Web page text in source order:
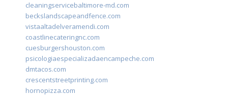
cleaningservicebaltimore-md.com
beckslandscapeandfence.com
vistaaltadelveramendi.com
coastlinecateringnc.com
cuesburgershouston.com
psicologiaespecializadaencampeche.com
dmtacos.com
crescentstreetprinting.com
hornopizza.com